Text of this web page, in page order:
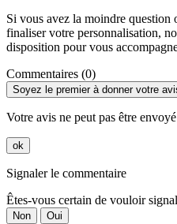
Si vous avez la moindre question
finaliser votre personnalisation,
disposition pour vous
Commentaires (0)
Soyez le premier à donner votre
Votre avis ne peut pas être envoyé
ok
Signaler le commentaire
Êtes-vous certain de vouloir
Non Oui